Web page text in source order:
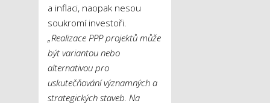
a inflaci, naopak nesou
soukromí investoři.
„Realizace PPP projektů může
být variantou nebo
alternativou pro
uskutečňování významných a
strategických staveb. Na